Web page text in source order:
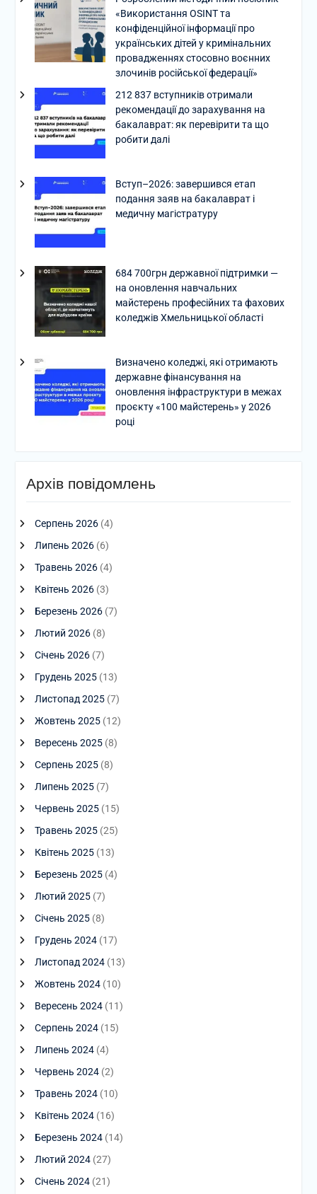
«Використання OSINT та
конфіденційної інформації про
українських дітей у кримінальних
провадженнях стосовно воєнних
злочинів російської федерації»
212 837 вступників отримали
рекомендації до зарахування на
бакалаврат: як перевірити та що
робити далі
Вступ–2026: завершився етап
подання заяв на бакалаврат і
медичну магістратуру
684 700грн державної підтримки —
на оновлення навчальних
майстерень професійних та фахових
коледжів Хмельницької області
Визначено коледжі, які отримають
державне фінансування на
оновлення інфраструктури в межах
проєкту «100 майстерень» у 2026
році
Архів повідомлень
Серпень 2026(4)
Липень 2026(6)
Травень 2026(4)
Квітень 2026(3)
Березень 2026(7)
Лютий 2026(8)
Січень 2026(7)
Грудень 2025(13)
Листопад 2025(7)
Жовтень 2025(12)
Вересень 2025(8)
Серпень 2025(8)
Липень 2025(7)
Червень 2025(15)
Травень 2025(25)
Квітень 2025(13)
Березень 2025(4)
Лютий 2025(7)
Січень 2025(8)
Грудень 2024(17)
Листопад 2024(13)
Жовтень 2024(10)
Вересень 2024(11)
Серпень 2024(15)
Липень 2024(4)
Червень 2024(2)
Травень 2024(10)
Квітень 2024(16)
Березень 2024(14)
Лютий 2024(27)
Січень 2024(21)